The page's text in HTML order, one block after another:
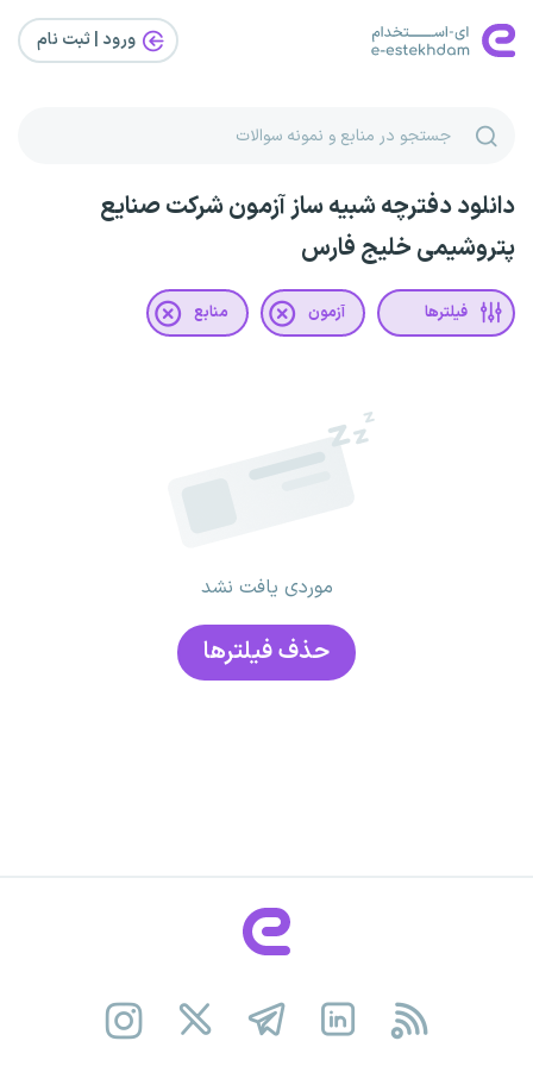
ورود | ثبت‌ نام
دانلود دفترچه شبیه ساز آزمون شرکت صنایع
پتروشیمی خلیج فارس
فیلترها آزمون منابع
موردی یافت نشد
حذف فیلتر‌ها